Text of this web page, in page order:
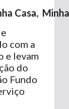
Casa, Minha
com a
e levam
do
Fundo